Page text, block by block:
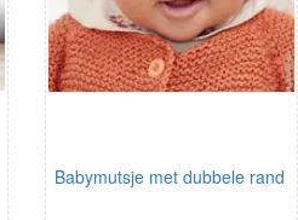
Babymutsje met dubbele rand